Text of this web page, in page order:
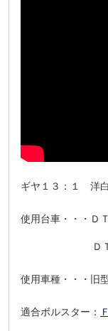
ギヤ１３：１ 洋
使用台車・・・Ｄ
Ｄ
使用車種・・・旧
適合ボルスター：